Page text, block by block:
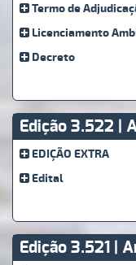
Termo de
Licenciamento
Decreto
Edição 3.522 |
EDIÇÃO EXTRA
Edital
Edição 3.521 |